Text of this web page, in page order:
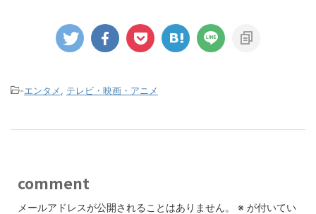
-エンタメ テレビ・映画・アニメ
comment
メールアドレスが公開されることはありません。 ※ が付いてい